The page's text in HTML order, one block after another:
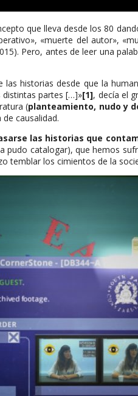
que lleva desde los 80
«muerte del autor»,
Pero, antes de leer una
historias desde que la
distintas partes […]»[1], decía el
(planteamiento, nudo y
causalidad.
las historias que
catalogar), que hemos
temblar los cimientos de la